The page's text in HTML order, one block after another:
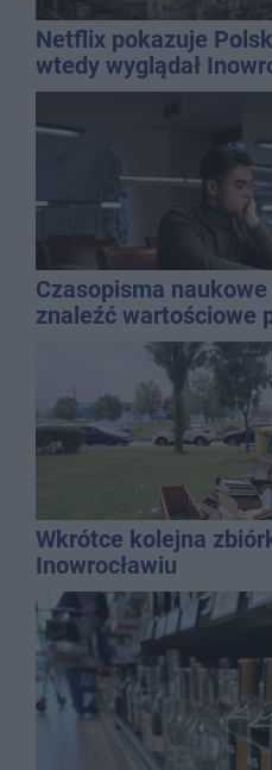
Netflix pokazuje
wtedy wyglądał
Czasopisma
znaleźć wartościowe
Wkrótce kolejna
Inowrocławiu